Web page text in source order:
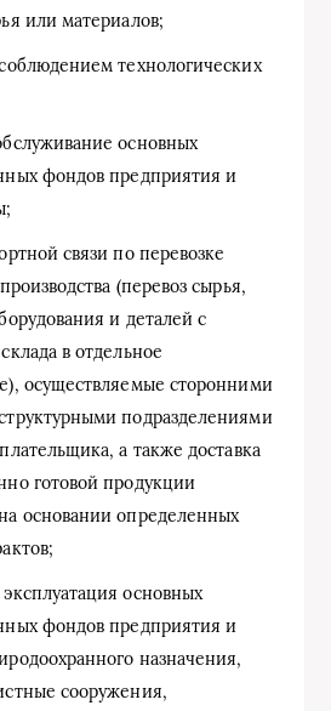
или материалов;
технологических
основных
фондов предприятия и
связи по перевозке
(перевоз сырья,
и деталей с
в отдельное
осуществляемые сторонними
подразделениями
а также доставка
готовой продукции
основании определенных
основных
фондов предприятия и
назначения,
сооружения,